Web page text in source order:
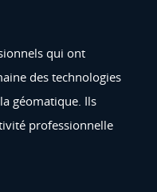
qui ont
des technologies
géomatique. Ils
professionnelle